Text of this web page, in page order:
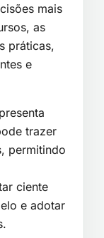
mais
as
práticas,
e
trazer
permitindo
ciente
e adotar